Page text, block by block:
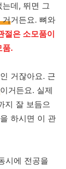
데, 뛰면 그
거거든요. 뼈와
절은 소모품이
품.
거잖아요. 근
이거든요. 실제
지 잘 보듬으
하시면 이 관
시에 전공을